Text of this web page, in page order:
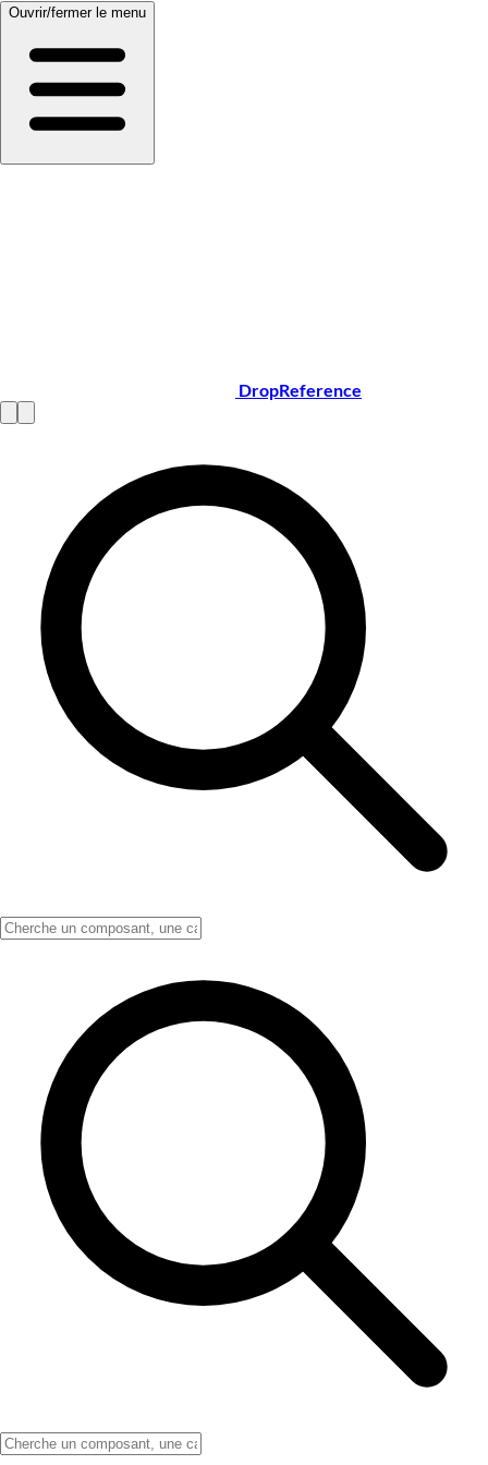
Ouvrir/fermer le menu
DropReference